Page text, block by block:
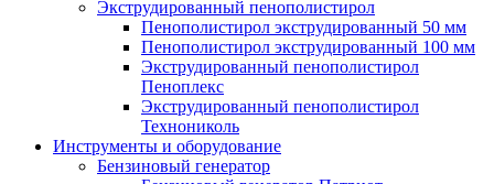
Экструдированный пенополистирол
Пенополистирол экструдированный 50 мм
Пенополистирол экструдированный 100 мм
Экструдированный пенополистирол
Пеноплекс
Экструдированный пенополистирол
Технониколь
Инструменты и оборудование
Бензиновый генератор